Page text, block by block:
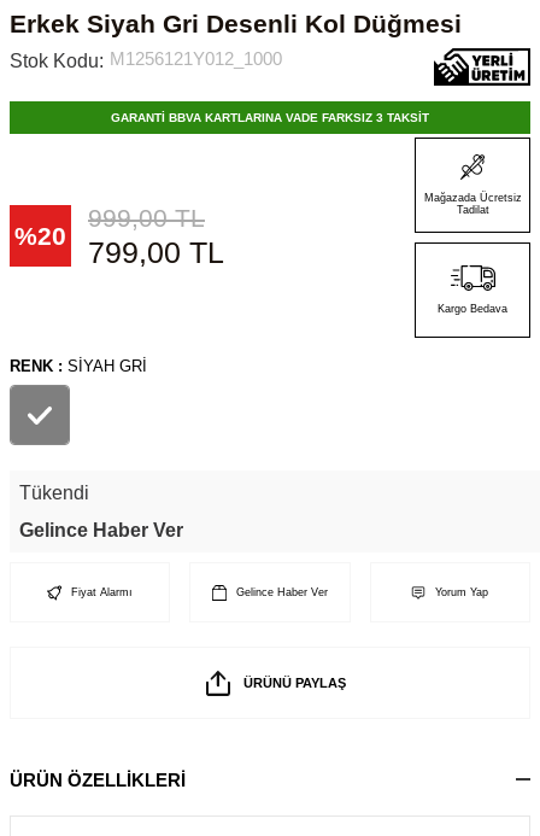
Erkek Siyah Gri Desenli Kol Düğmesi
Stok Kodu: M1256121Y012_1000
GARANTİ BBVA KARTLARINA VADE FARKSIZ 3 TAKSİT
%20
999,00TL
799,00 TL
Mağazada Ücretsiz
Tadilat
Kargo Bedava
RENK : SIYAH GRI
Tükendi
Gelince Haber Ver
Fiyat Alarmı Gelince Haber Ver Yorum Yap
ÜRÜNÜ PAYLAŞ
ÜRÜN ÖZELLİKLERİ